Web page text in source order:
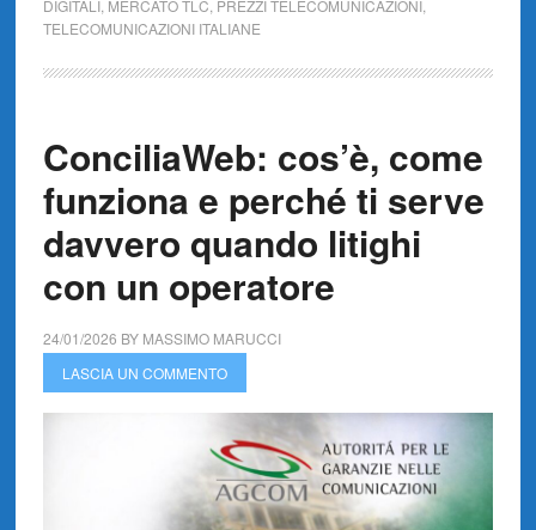
DIGITALI, MERCATO TLC PREZZI TELECOMUNICAZIONI,
TELECOMUNICAZIONI ITALIANE
ConciliaWeb: cos’è, come
funziona e perché ti serve
davvero quando litighi
con un operatore
24/01/2026 BY MASSIMO MARUCCI
LASCIA UN COMMENTO